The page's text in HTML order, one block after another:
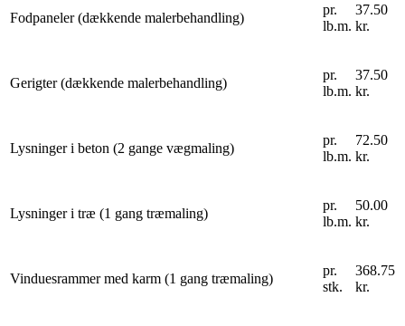
Fodpaneler (dækkende malerbehandling)
pr.
lb.m.
37.50
kr.
Gerigter (dækkende malerbehandling)
pr.
lb.m.
37.50
kr.
Lysninger i beton (2 gange vægmaling)
pr.
lb.m.
72.50
kr.
Lysninger i træ (1 gang træmaling)
pr.
lb.m.
50.00
kr.
Vinduesrammer med karm (1 gang træmaling)
pr.
stk.
368.75
kr.